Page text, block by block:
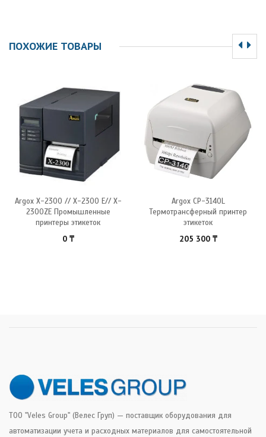
ПОХОЖИЕ ТОВАРЫ
Argox X-2300 // X-2300 E// X-
2300ZE Промышленные
принтеры этикеток
0 ₸
Argox CP-3140L
Термотрансферный принтер
этикеток
205 300 ₸
ТОО "Veles Group" (Велес Груп) — поставщик оборудования для
автоматизации учета и расходных материалов для самостоятельной